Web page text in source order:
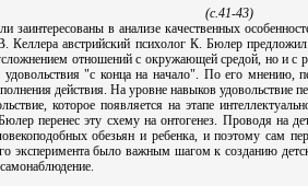
(с.41-43)
заинтересованы в анализе качественных
австрийский психолог К. Бюлер
отношений с окружающей средой, но и с
"с конца на начало". По его мнению,
действия. На уровне навыков
которое появляется на этапе
перенес эту схему на онтогенез. Проводя
обезьян и ребенка, и поэтому
эксперимента было важным шагом к созданию